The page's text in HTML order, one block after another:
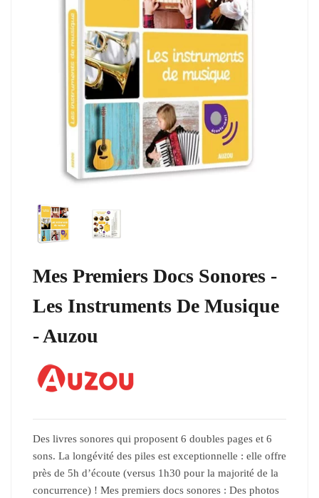
Mes Premiers Docs Sonores -
Les Instruments De Musique
- Auzou
Des livres sonores qui proposent 6 doubles pages et 6
sons. La longévité des piles est exceptionnelle : elle offre
près de 5h d’écoute (versus 1h30 pour la majorité de la
concurrence) ! Mes premiers docs sonores : Des photos